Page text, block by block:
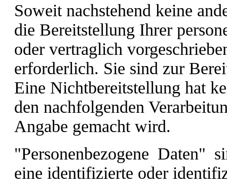
Soweit nachstehend keine
die Bereitstellung Ihrer
oder vertraglich
erforderlich. Sie sind zur
Eine Nichtbereitstellung hat
den nachfolgenden
Angabe gemacht wird.
"Personenbezogene
eine identifizierte oder